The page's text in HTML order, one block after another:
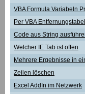
VBA Formula Variabeln
Per VBA
Code aus String
Welcher IE Tab ist offen
Mehrere Ergebnisse in
Zeilen löschen
Excel AddIn im Netzwerk